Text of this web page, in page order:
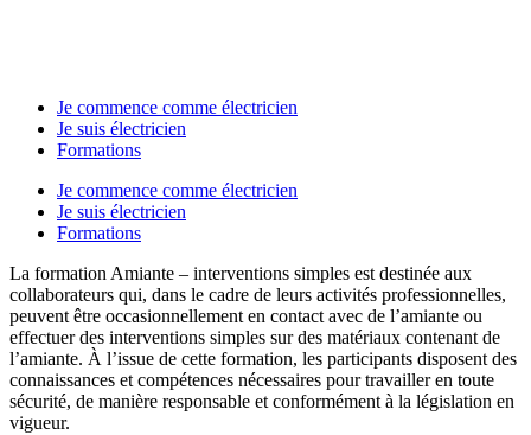
Je commence comme électricien
Je suis électricien
Formations
Je commence comme électricien
Je suis électricien
Formations
La formation Amiante – interventions simples est destinée aux
collaborateurs qui, dans le cadre de leurs activités professionnelles,
peuvent être occasionnellement en contact avec de l’amiante ou
effectuer des interventions simples sur des matériaux contenant de
l’amiante. À l’issue de cette formation, les participants disposent des
connaissances et compétences nécessaires pour travailler en toute
sécurité, de manière responsable et conformément à la législation en
vigueur.